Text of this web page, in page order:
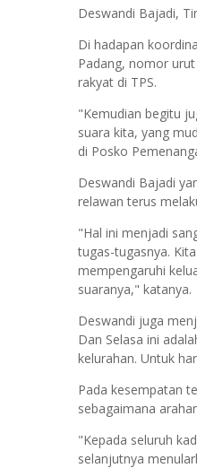
Deswandi Bajadi,
Di hadapan
Padang, nomor
rakyat di TPS.
"Kemudian begitu
suara kita, yang
di Posko
Deswandi Bajadi
relawan terus
"Hal ini menjadi
tugas-tugasnya.
mempengaruhi
suaranya," katanya.
Deswandi juga
Dan Selasa ini
kelurahan. Untuk
Pada kesempatan
sebagaimana
"Kepada seluruh
selanjutnya